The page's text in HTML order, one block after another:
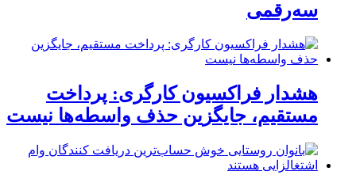
سه‌رقمی
هشدار فراکسیون کارگری: پرداخت
مستقیم، جایگزین حذف واسطه‌ها نیست